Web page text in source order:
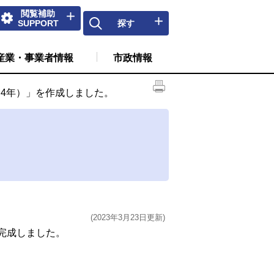
閲覧補助
SUPPORT
探す
業・事業者情報 市政情報
）」を作成しました。
(2023年3月23日更新)
しました。